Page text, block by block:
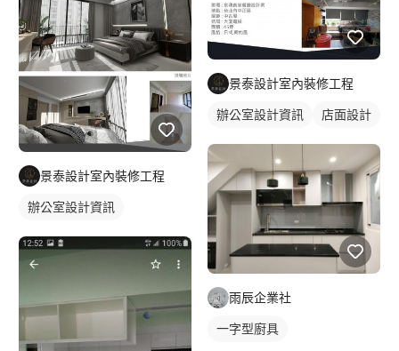
景泰設計室內裝修工程
辦公室設計資訊
景泰設計室內裝修工程
辦公室設計資訊 店面設計
雨辰企業社
一字型廚具